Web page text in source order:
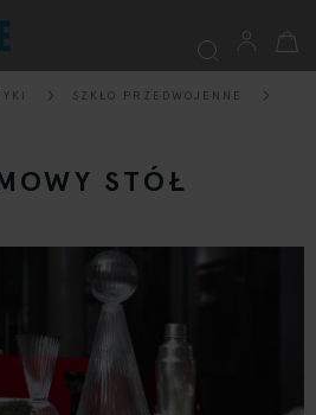
Mój
SZKŁO PRZEDWOJENNE
STÓŁ